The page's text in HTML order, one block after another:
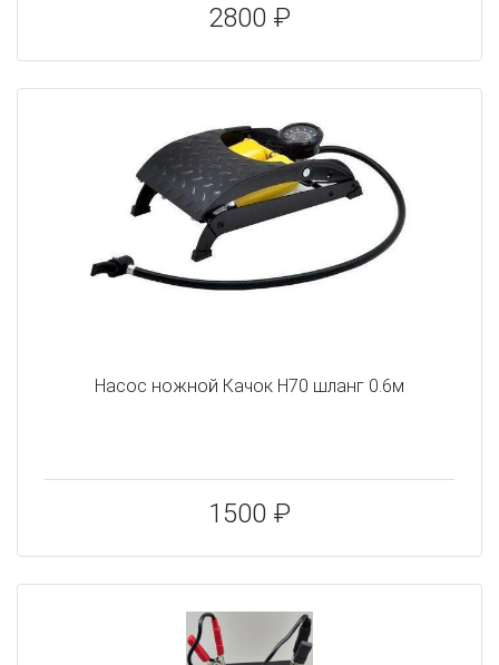
2800 ₽
Насос ножной Качок Н70 шланг 0.6м
1500 ₽